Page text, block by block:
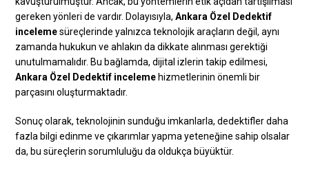
gereken yönleri de vardır. Dolayısıyla,Ankara Özel Dedektif
incelemesüreçlerinde yalnızca teknolojik araçların değil, aynı
zamanda hukukun ve ahlakın da dikkate alınması gerektiği
unutulmamalıdır. Bu bağlamda, dijital izlerin takip edilmesi,
Ankara Özel Dedektif inceleme hizmetlerinin önemli bir
parçasını oluşturmaktadır.
Sonuç olarak, teknolojinin sunduğu imkanlarla, dedektifler daha
fazla bilgi edinme ve çıkarımlar yapma yeteneğine sahip olsalar
da, bu süreçlerin sorumluluğu da oldukça büyüktür.